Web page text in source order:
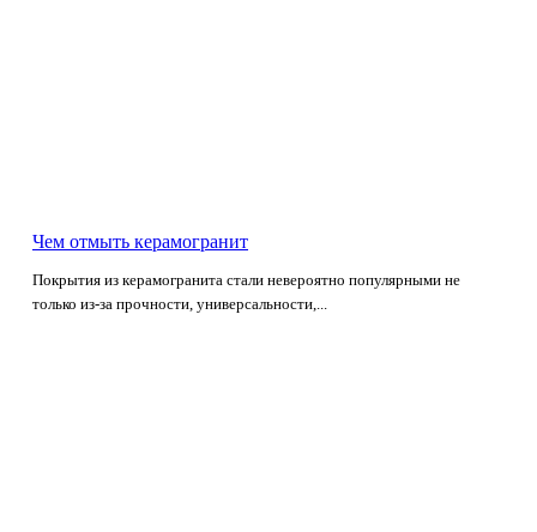
Чем отмыть керамогранит
Покрытия из керамогранита стали невероятно популярными не
только из-за прочности, универсальности,...